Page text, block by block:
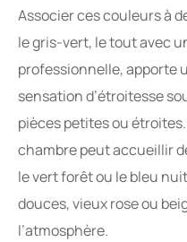
Associer ces couleurs à
le gris-vert, le tout avec
professionnelle, apporte
sensation d’étroitesse
pièces petites ou
chambre peut accueillir
le vert forêt ou le bleu
douces, vieux rose ou
l’atmosphère.